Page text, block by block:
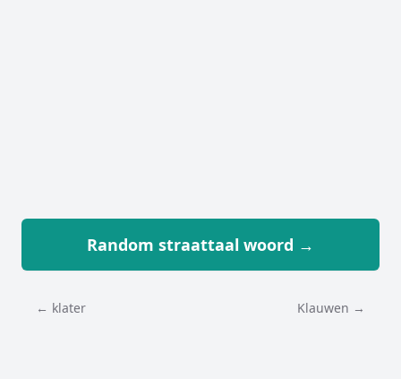
Random straattaal woord →
← klater Klauwen →